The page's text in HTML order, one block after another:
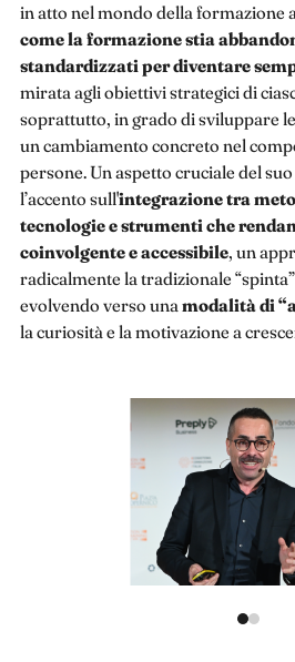
in atto nel mondo della formazione
come la formazione stia
standardizzati per diventare
mirata agli obiettivi strategici di
soprattutto, in grado di sviluppare
un cambiamento concreto nel
persone. Un aspetto cruciale del
l’accento sull'integrazione tra
tecnologie e strumenti che
coinvolgente e accessibile, un
radicalmente la tradizionale
evolvendo verso unamodalità di
la curiosità e la motivazione a